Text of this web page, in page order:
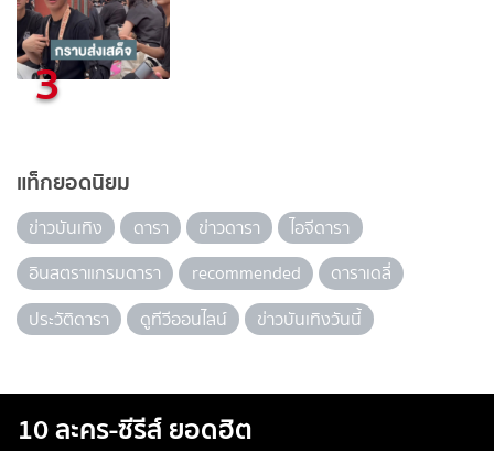
3
แท็กยอดนิยม
ข่าวบันเทิง ดารา ข่าวดารา
ไอจีดารา
อินสตราแกรมดารา
recommended
ดาราเดลี่
ประวัติดารา
ดูทีวีออนไลน์ ข่าวบันเทิงวันนี้
10 ละคร-ซีรีส์ ยอดฮิต